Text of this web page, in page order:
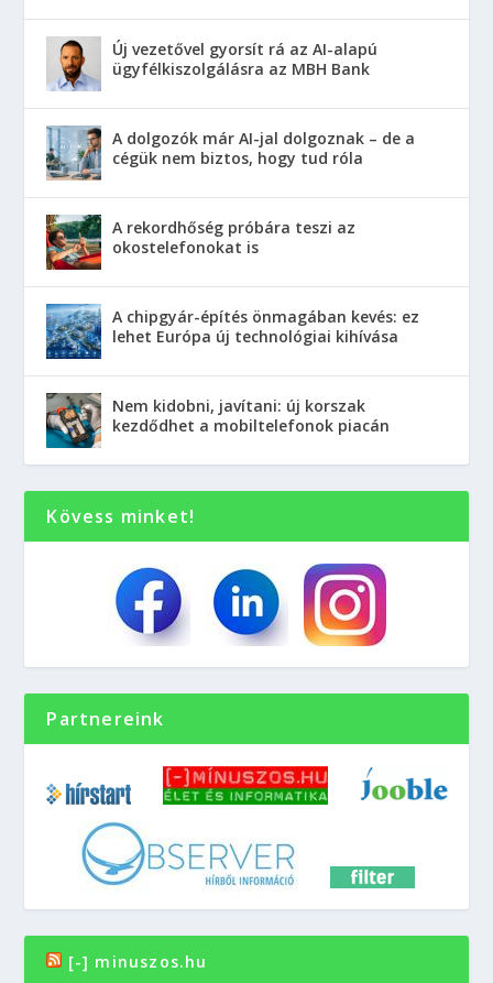
Új vezetővel gyorsít rá az AI-alapú
ügyfélkiszolgálásra az MBH Bank
A dolgozók már AI-jal dolgoznak – de a
cégük nem biztos, hogy tud róla
A rekordhőség próbára teszi az
okostelefonokat is
A chipgyár-építés önmagában kevés: ez
lehet Európa új technológiai kihívása
Nem kidobni, javítani: új korszak
kezdődhet a mobiltelefonok piacán
Kövess minket!
Partnereink
[-] minuszos.hu